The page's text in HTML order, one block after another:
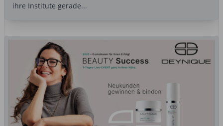
ihre Institute gerade...